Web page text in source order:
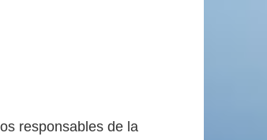
responsables de la